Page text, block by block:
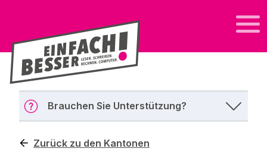
Brauchen Sie Unterstützung?
Zurück zu den Kantonen